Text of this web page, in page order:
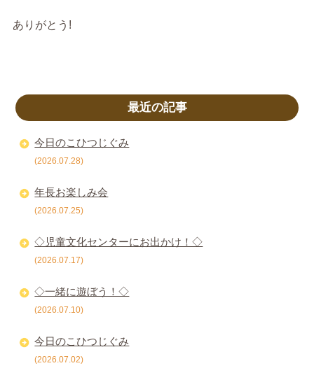
ありがとう!
最近の記事
今日のこひつじぐみ
(2026.07.28)
年長お楽しみ会
(2026.07.25)
◇児童文化センターにお出かけ！◇
(2026.07.17)
◇一緒に遊ぼう！◇
(2026.07.10)
今日のこひつじぐみ
(2026.07.02)